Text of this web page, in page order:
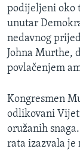
IZBJEGLIČKA
MAGAZIN
O GLASU
PRATITE NAS
podijeljeni oko
unutar
nedavnog
Johna Murthe,
povlačenjem
Kongresmen
odlikovani
oružanih
rata izazvala